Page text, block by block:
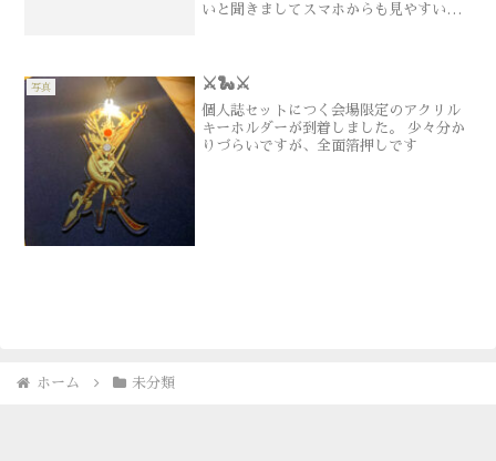
いと聞きましてスマホからも見やすいテ
Archiveで一覧からご確...
写真 ⚔🐍⚔
個人誌セットにつく会場限定のアクリル
キーホルダーが到着しました。 少々分か
りづらいですが、全面箔押しです
ホーム 未分類